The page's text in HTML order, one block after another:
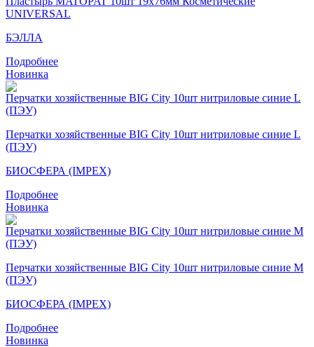
UNIVERSAL
БЭЛЛА
Подробнее
Новинка
Перчатки хозяйственные BIG City 10шт нитриловые синие L
(ПЭУ)
БИОСФЕРА (IMPEX)
Подробнее
Новинка
Перчатки хозяйственные BIG City 10шт нитриловые синие M
(ПЭУ)
БИОСФЕРА (IMPEX)
Подробнее
Новинка